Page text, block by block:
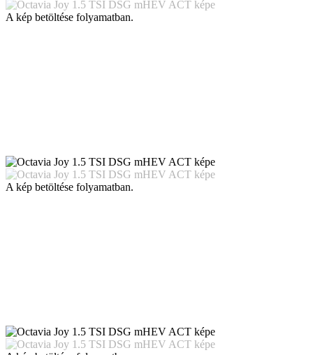
A kép betöltése folyamatban.
A kép betöltése folyamatban.